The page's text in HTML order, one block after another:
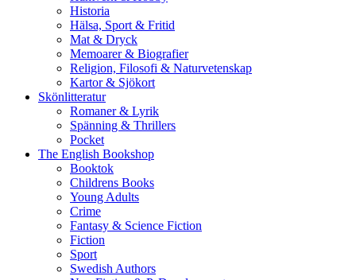
Historia
Hälsa, Sport & Fritid
Mat & Dryck
Memoarer & Biografier
Religion, Filosofi & Naturvetenskap
Kartor & Sjökort
Skönlitteratur
Romaner & Lyrik
Spänning & Thrillers
Pocket
The English Bookshop
Booktok
Childrens Books
Young Adults
Crime
Fantasy & Science Fiction
Fiction
Sport
Swedish Authors